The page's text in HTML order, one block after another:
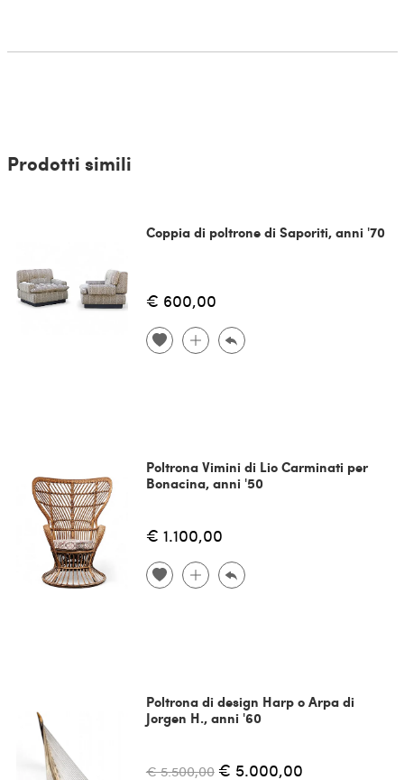
Prodotti simili
Coppia di poltrone di Saporiti, anni '70
€ 600,00
Poltrona Vimini di Lio Carminati per
Bonacina, anni '50
€ 1.100,00
Poltrona di design Harp o Arpa di
Jorgen H., anni '60
€ 5.500,00 € 5.000,00